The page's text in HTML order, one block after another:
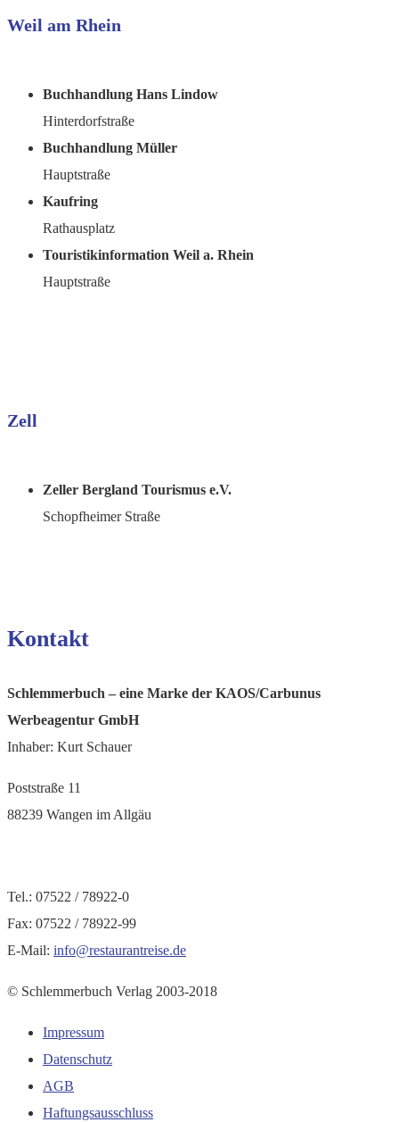
Weil am Rhein
Buchhandlung Hans Lindow
Hinterdorfstraße
Buchhandlung Müller
Hauptstraße
Kaufring
Rathausplatz
Touristikinformation Weil a. Rhein
Hauptstraße
Zell
Zeller Bergland Tourismus e.V.
Schopfheimer Straße
Kontakt
Schlemmerbuch – eine Marke der KAOS/Carbunus
Werbeagentur GmbH
Inhaber: Kurt Schauer
Poststraße 11
88239 Wangen im Allgäu
Tel.: 07522 / 78922-0
Fax: 07522 / 78922-99
E-Mail: info@restaurantreise.de
© Schlemmerbuch Verlag 2003-2018
Impressum
Datenschutz
AGB
Haftungsausschluss